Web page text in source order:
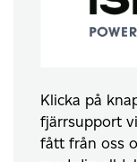
Klicka på
fjärrsupport
fått från oss